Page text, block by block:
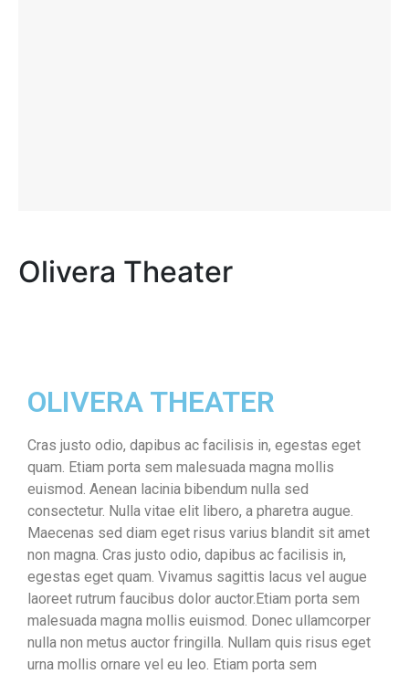
Olivera Theater
OLIVERA THEATER
Cras justo odio, dapibus ac facilisis in, egestas eget
quam. Etiam porta sem malesuada magna mollis
euismod. Aenean lacinia bibendum nulla sed
consectetur. Nulla vitae elit libero, a pharetra augue.
Maecenas sed diam eget risus varius blandit sit amet
non magna. Cras justo odio, dapibus ac facilisis in,
egestas eget quam. Vivamus sagittis lacus vel augue
laoreet rutrum faucibus dolor auctor.Etiam porta sem
malesuada magna mollis euismod. Donec ullamcorper
nulla non metus auctor fringilla. Nullam quis risus eget
urna mollis ornare vel eu leo. Etiam porta sem